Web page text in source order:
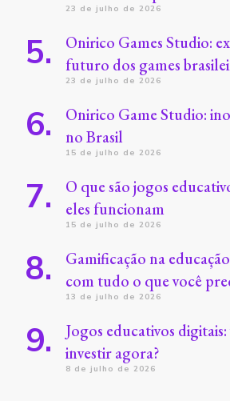
23 de julho de 2026
Onirico Games Studio:
futuro dos games
23 de julho de 2026
Onirico Game Studio:
no Brasil
15 de julho de 2026
O que são jogos
eles funcionam
15 de julho de 2026
Gamificação na
com tudo o que você
13 de julho de 2026
Jogos educativos
investir agora?
8 de julho de 2026